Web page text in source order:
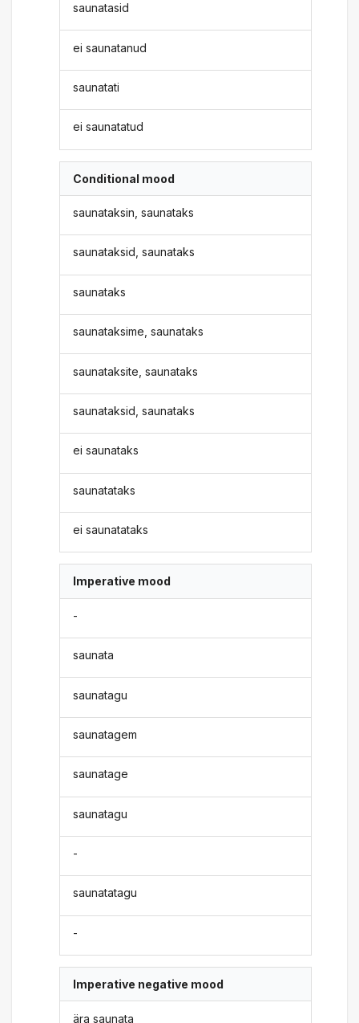
saunatasid
ei saunatanud
saunatati
ei saunatatud
Conditional mood
saunataksin, saunataks
saunataksid, saunataks
saunataks
saunataksime, saunataks
saunataksite, saunataks
saunataksid, saunataks
ei saunataks
saunatataks
ei saunatataks
Imperative mood
-
saunata
saunatagu
saunatagem
saunatage
saunatagu
-
saunatatagu
-
Imperative negative mood
ära saunata